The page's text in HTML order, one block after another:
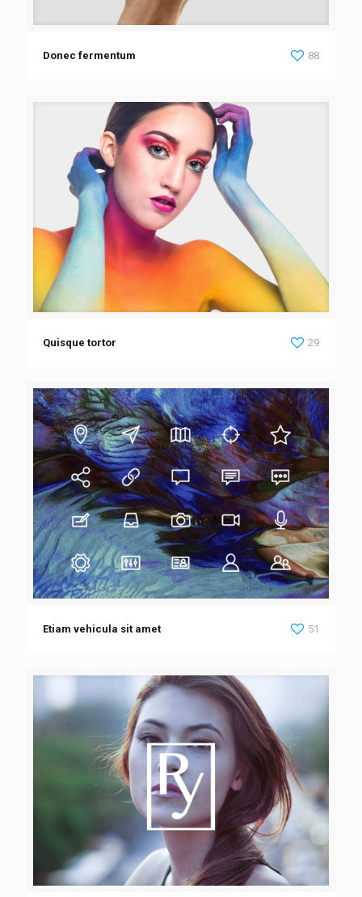
Donec fermentum 88
Quisque tortor 29
Etiam vehicula sit amet 51